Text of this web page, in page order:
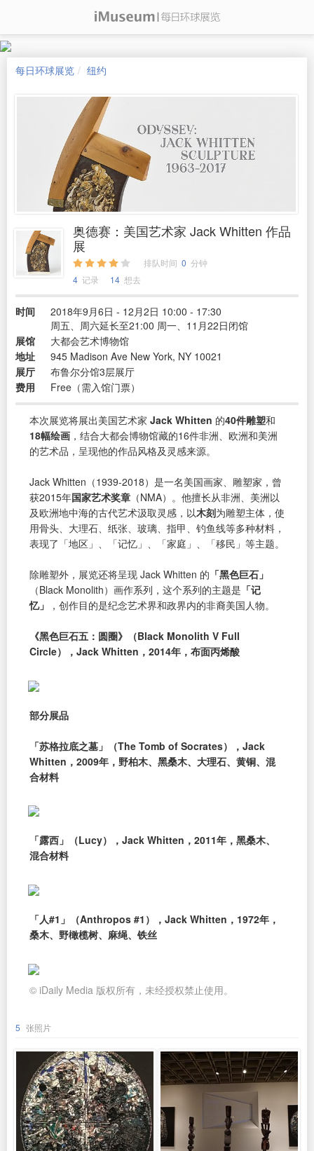
每日环球展览 纽约
奥德赛：美国艺术家 Jack Whitten 作品
展
排队时间 0 分钟
4 记录 14 想去
时间
2018年9月6日 - 12月2日 10:00 - 17:30
周五、周六延长至21:00 周一、11月22日闭馆
展馆
大都会艺术博物馆
地址
945 Madison Ave New York, NY 10021
展厅
布鲁尔分馆3层展厅
费用
Free（需入馆门票）
本次展览将展出美国艺术家 Jack Whitten 的40件雕塑和
18幅绘画 ，结合大都会博物馆藏的16件非洲、欧洲和美洲
的艺术品，呈现他的作品风格及灵感来源。
Jack Whitten（1939-2018）是一名美国画家、雕塑家，曾
获2015年国家艺术奖章 （NMA）。他擅长从非洲、美洲以
及欧洲地中海的古代艺术汲取灵感，以木刻为雕塑主体，使
用骨头、大理石、纸张、玻璃、指甲、钓鱼线等多种材料，
表现了「地区」、「记忆」、「家庭」、「移民」等主题。
除雕塑外，展览还将呈现 Jack Whitten 的 「黑色巨石」
（Black Monolith）画作系列，这个系列的主题是 「记
忆」
，创作目的是纪念艺术界和政界内的非裔美国人物。
《黑色巨石五：圆圈》（Black Monolith V Full
Circle），Jack Whitten，2014年，布面丙烯酸
部分展品
「苏格拉底之墓」（The Tomb of Socrates），Jack
Whitten，2009年，野柏木、黑桑木、大理石、黄铜、混
合材料
「露西」（Lucy），Jack Whitten，2011年，黑桑木、
混合材料
「人#1」（Anthropos #1），Jack Whitten，1972年，
桑木、野橄榄树、麻绳、铁丝
© iDaily Media 版权所有，未经授权禁止使用。
5 张照片